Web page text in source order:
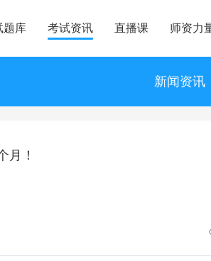
题库 考试资讯 直播课 师资力
新闻资讯
月！